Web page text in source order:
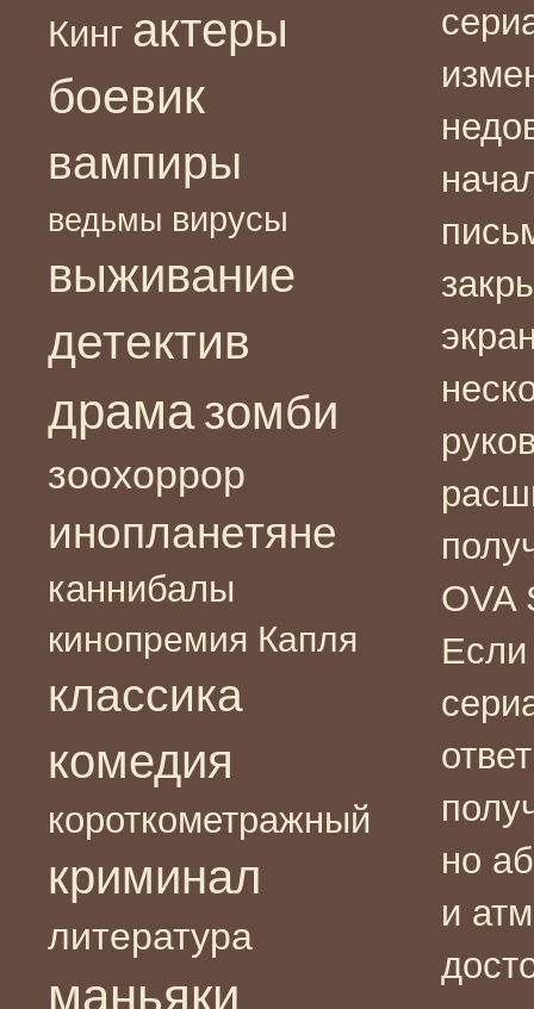
Кинг актеры
боевик
вампиры
ведьмы вирусы
выживание
детектив
драма зомби
зоохоррор
инопланетяне
каннибалы
кинопремия Капля
классика
комедия
короткометражный
криминал
литература
маньяки
OVA
Если
но
и